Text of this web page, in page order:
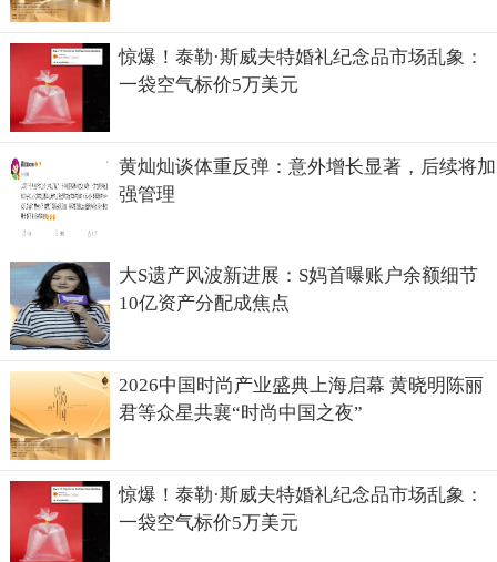
惊爆！泰勒·斯威夫特婚礼纪念品市场乱象：
一袋空气标价5万美元
黄灿灿谈体重反弹：意外增长显著，后续将加
强管理
大S遗产风波新进展：S妈首曝账户余额细节
10亿资产分配成焦点
2026中国时尚产业盛典上海启幕 黄晓明陈丽
君等众星共襄“时尚中国之夜”
惊爆！泰勒·斯威夫特婚礼纪念品市场乱象：
一袋空气标价5万美元